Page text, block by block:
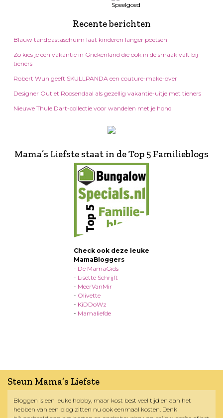
Recente berichten
Blauw tandpastaschuim laat kinderen langer poetsen
Zo kies je een vakantie in Griekenland die ook in de smaak valt bij
tieners
Robert Wun geeft SKULLPANDA een couture-make-over
Designer Outlet Roosendaal als gezellig vakantie-uitje met tieners
Nieuwe Thule Dart-collectie voor wandelen met je hond
Mama’s Liefste staat in de Top 5 Familieblogs
Check ook deze leuke
MamaBloggers
- De MamaGids
- Lisette Schrijft
- MeerVanMir
- Olivette
- KiDDoWz
- Mamaliefde
Steun Mama’s Liefste
Bloggen is een leuke hobby, maar kost best veel tijd en aan het
hebben van een blog zitten nu ook eenmaal kosten. Denk